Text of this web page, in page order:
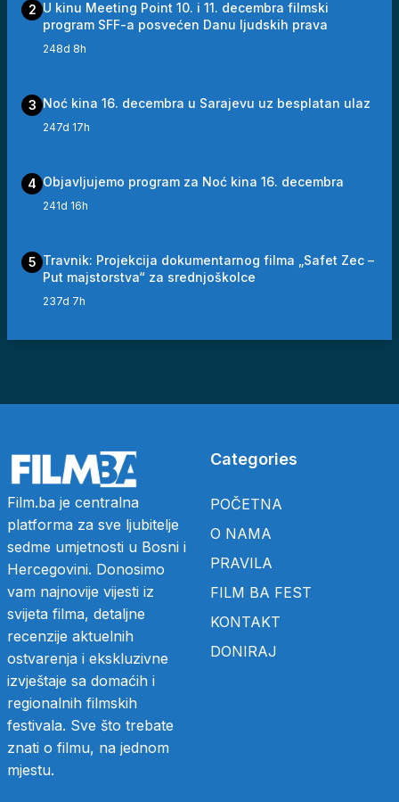
2 U kinu Meeting Point 10. i 11. decembra filmski
program SFF-a posvećen Danu ljudskih prava
248d 8h
3 Noć kina 16. decembra u Sarajevu uz besplatan ulaz
247d 17h
4 Objavljujemo program za Noć kina 16. decembra
241d 16h
5 Travnik: Projekcija dokumentarnog filma „Safet Zec –
Put majstorstva“ za srednjoškolce
237d 7h
Film.ba je centralna
platforma za sve ljubitelje
sedme umjetnosti u Bosni i
Hercegovini. Donosimo
vam najnovije vijesti iz
svijeta filma, detaljne
recenzije aktuelnih
ostvarenja i ekskluzivne
izvještaje sa domaćih i
regionalnih filmskih
festivala. Sve što trebate
znati o filmu, na jednom
mjestu.
Categories
POČETNA
O NAMA
PRAVILA
FILM BA FEST
KONTAKT
DONIRAJ